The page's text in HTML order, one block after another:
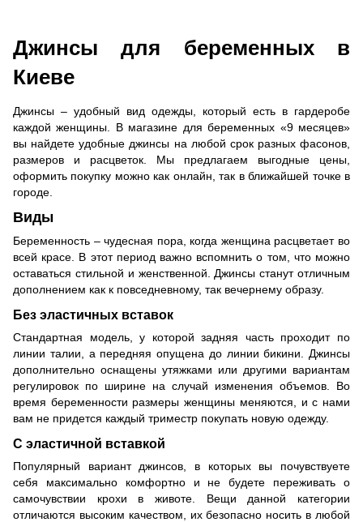
Джинсы для беременных в
Киеве
Джинсы – удобный вид одежды, который есть в гардеробе
каждой женщины. В магазине для беременных «9 месяцев»
вы найдете удобные джинсы на любой срок разных фасонов,
размеров и расцветок. Мы предлагаем выгодные цены,
оформить покупку можно как онлайн, так в ближайшей точке в
городе.
Виды
Беременность – чудесная пора, когда женщина расцветает во
всей красе. В этот период важно вспомнить о том, что можно
оставаться стильной и женственной. Джинсы станут отличным
дополнением как к повседневному, так вечернему образу.
Без эластичных вставок
Стандартная модель, у которой задняя часть проходит по
линии талии, а передняя опущена до линии бикини. Джинсы
дополнительно оснащены утяжками или другими вариантам
регулировок по ширине на случай изменения объемов. Во
время беременности размеры женщины меняются, и с нами
вам не придется каждый триместр покупать новую одежду.
С эластичной вставкой
Популярный вариант джинсов, в которых вы почувствуете
себя максимально комфортно и не будете переживать о
самочувствии крохи в животе. Вещи данной категории
отличаются высоким качеством, их безопасно носить в любой